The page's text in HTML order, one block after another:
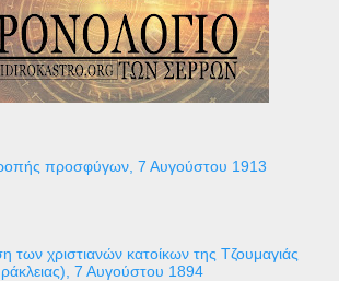
προσφύγων, 7 Αυγούστου 1913
των χριστιανών κατοίκων της Τζουμαγιάς
7 Αυγούστου 1894